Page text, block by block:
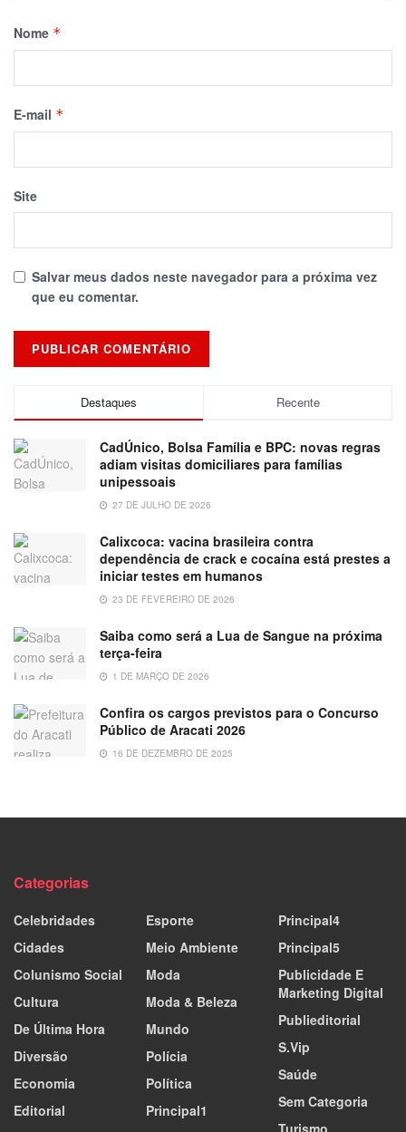
Nome *
E-mail *
Site
Salvar meus dados neste navegador para a próxima vez
que eu comentar.
Destaques Recente
CadÚnico, Bolsa Família e BPC: novas regras
adiam visitas domiciliares para famílias
unipessoais
27 DE JULHO DE 2026
Calixcoca: vacina brasileira contra
dependência de crack e cocaína está prestes a
iniciar testes em humanos
23 DE FEVEREIRO DE 2026
Saiba como será a Lua de Sangue na próxima
terça-feira
1 DE MARÇO DE 2026
Confira os cargos previstos para o Concurso
Público de Aracati 2026
16 DE DEZEMBRO DE 2025
Categorias
Celebridades
Cidades
Colunismo Social
Cultura
De Última Hora
Diversão
Economia
Editorial
Esporte
Meio Ambiente
Moda
Moda & Beleza
Mundo
Polícia
Política
Principal1
Principal4
Principal5
Publicidade E
Marketing Digital
Publieditorial
S.Vip
Saúde
Sem Categoria